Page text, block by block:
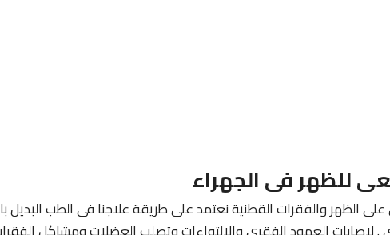
للظهر فى الجهراء
على الظهر والفقرات القطنية نعتمد على طريقة علاجنا فى الطب البديل